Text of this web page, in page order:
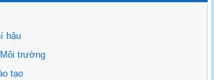
hậu
trường
tạo